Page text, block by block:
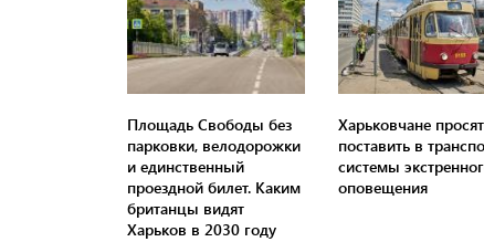
Площадь Свободы без
парковки, велодорожки
и единственный
проездной билет. Каким
британцы видят
Харьков в 2030 году
Харьковчане просят
поставить в
системы
оповещения